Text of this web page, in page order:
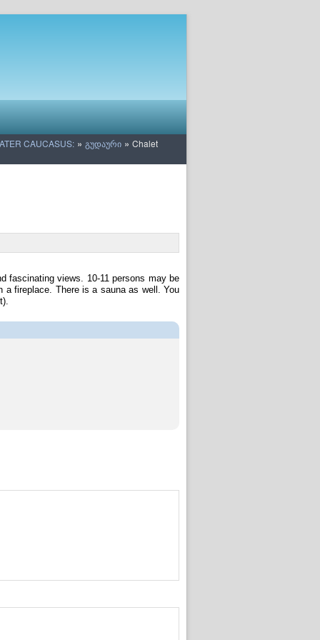
CAUCASUS: » გუდაური » Chalet
fascinating views. 10-11 persons may be
fireplace. There is a sauna as well. You